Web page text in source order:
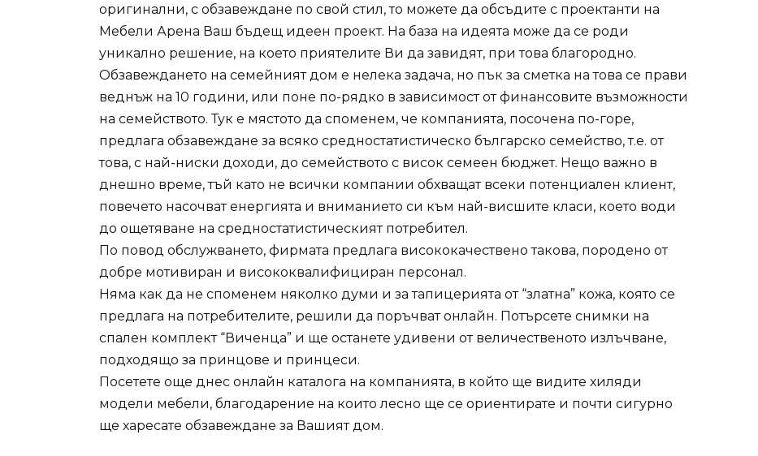
оригинални, с обзавеждане по свой стил, то можете да обсъдите с проектанти на
Мебели Арена Ваш бъдещ идеен проект. На база на идеята може да се роди
уникално решение, на което приятелите Ви да завидят, при това благородно.
Обзавеждането на семейният дом е нелека задача, но пък за сметка на това се прави
веднъж на 10 години, или поне по-рядко в зависимост от финансовите възможности
на семейството. Тук е мястото да споменем, че компанията, посочена по-горе,
предлага обзавеждане за всяко средностатистическо българско семейство, т.е. от
това, с най-ниски доходи, до семейството с висок семеен бюджет. Нещо важно в
днешно време, тъй като не всички компании обхващат всеки потенциален клиент,
повечето насочват енергията и вниманието си към най-висшите класи, което води
до ощетяване на средностатистическият потребител.
По повод обслужването, фирмата предлага висококачествено такова, породено от
добре мотивиран и висококвалифициран персонал.
Няма как да не споменем няколко думи и за тапицерията от “златна” кожа, която се
предлага на потребителите, решили да поръчват онлайн. Потърсете снимки на
спален комплект “Виченца” и ще останете удивени от величественото излъчване,
подходящо за принцове и принцеси.
Посетете още днес онлайн каталога на компанията, в който ще видите хиляди
модели мебели, благодарение на които лесно ще се ориентирате и почти сигурно
ще харесате обзавеждане за Вашият дом.